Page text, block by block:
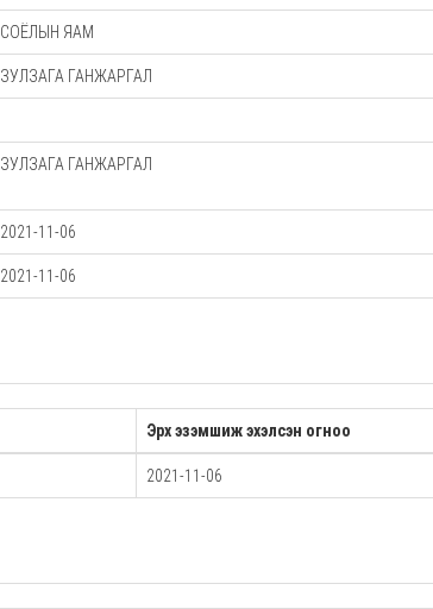
СОЁЛЫН ЯАМ
ЗУЛЗАГА ГАНЖАРГАЛ
ЗУЛЗАГА ГАНЖАРГАЛ
2021-11-06
2021-11-06
Эрх эзэмшиж эхэлсэн огноо
2021-11-06